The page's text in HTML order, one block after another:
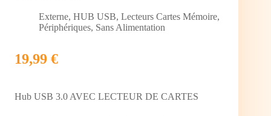
Externe, HUB USB, Lecteurs Cartes Mémoire,
Périphériques, Sans Alimentation
19,99 €
Hub USB 3.0 AVEC LECTEUR DE CARTES